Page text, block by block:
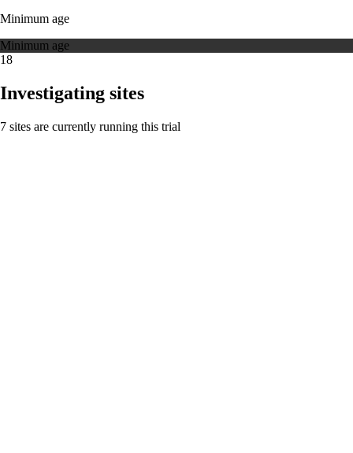
Minimum age
Minimum age
18
Investigating sites
7 sites are currently running this trial